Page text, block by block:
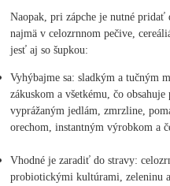
Naopak, pri zápche je nutné
najmä v celozrnnom pečive,
jesť aj so šupkou:
Vyhýbajme sa: sladkým a tučným
zákuskom a všetkému, čo
vyprážaným jedlám, zmrzline,
orechom, instantným výrobkom a
Vhodné je zaradiť do stravy:
probiotickými kultúrami, zeleninu